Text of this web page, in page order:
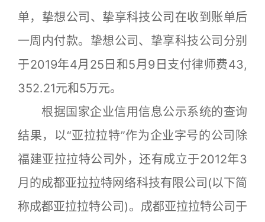
单，挚想公司、挚享科技公司在收到账单后
一周内付款。挚想公司、挚享科技公司分别
于2019年4月25日和5月9日支付律师费43,
352.21元和5万元。
根据国家企业信用信息公示系统的查询
结果，以“亚拉拉特”作为企业字号的公司除
福建亚拉拉特公司外，还有成立于2012年3
月的成都亚拉拉特网络科技有限公司(以下简
称成都亚拉拉特公司)。成都亚拉拉特公司于